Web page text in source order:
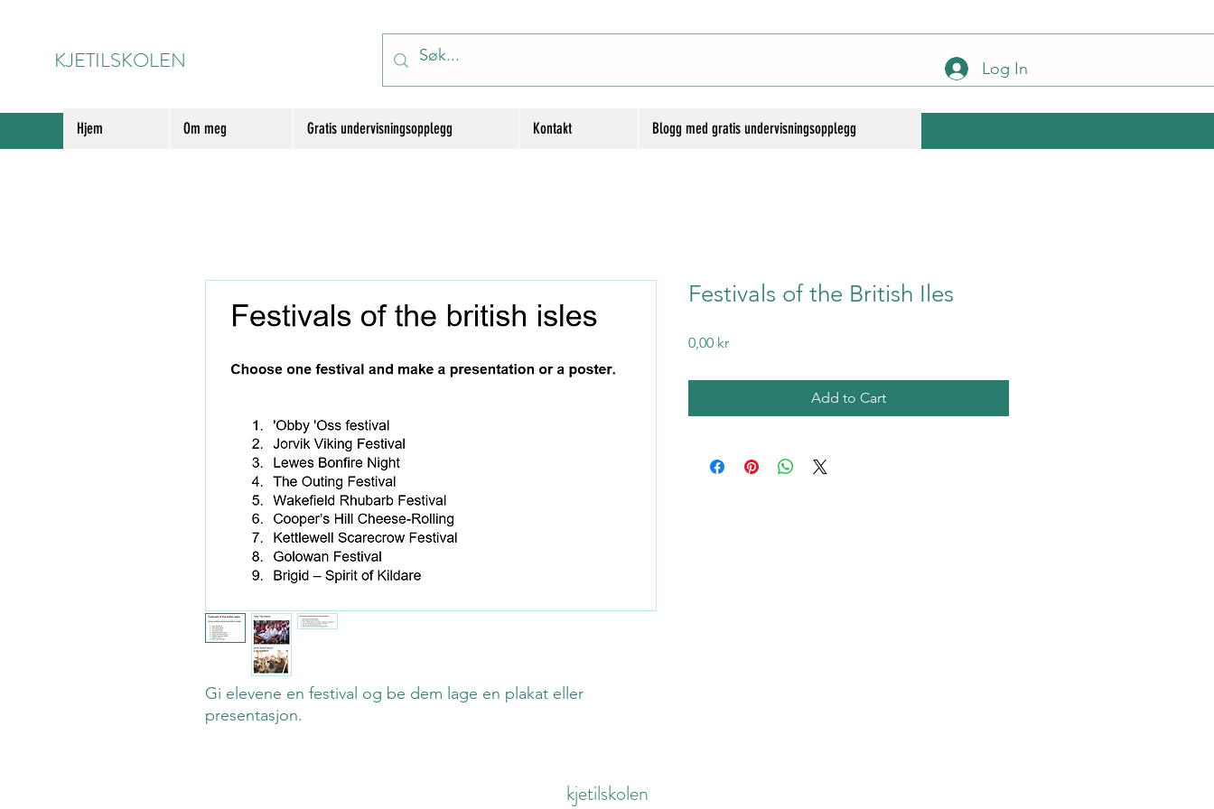
KJETILSKOLEN Log In
Hjem Om meg Gratis undervisningsopplegg Kontakt Blogg med gratis undervisningsopplegg
Gi elevene en festival og be dem lage en plakat eller
presentasjon.
Festivals of the British Iles
0,00 krPrice
Add to Cart
kjetilskolen